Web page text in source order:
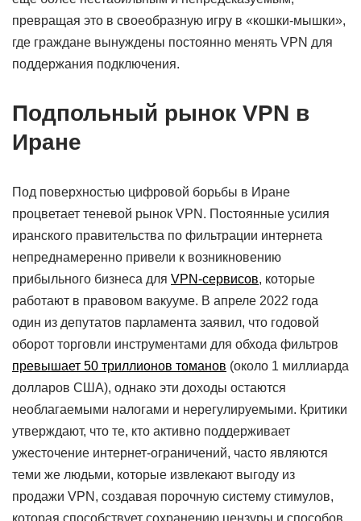
превращая это в своеобразную игру в «кошки-мышки»,
где граждане вынуждены постоянно менять VPN для
поддержания подключения.
Подпольный рынок VPN в
Иране
Под поверхностью цифровой борьбы в Иране
процветает теневой рынок VPN. Постоянные усилия
иранского правительства по фильтрации интернета
непреднамеренно привели к возникновению
прибыльного бизнеса для VPN-сервисов, которые
работают в правовом вакууме. В апреле 2022 года
один из депутатов парламента заявил, что годовой
оборот торговли инструментами для обхода фильтров
превышает 50 триллионов томанов (около 1 миллиарда
долларов США), однако эти доходы остаются
необлагаемыми налогами и нерегулируемыми. Критики
утверждают, что те, кто активно поддерживает
ужесточение интернет-ограничений, часто являются
теми же людьми, которые извлекают выгоду из
продажи VPN, создавая порочную систему стимулов,
которая способствует сохранению цензуры и способов